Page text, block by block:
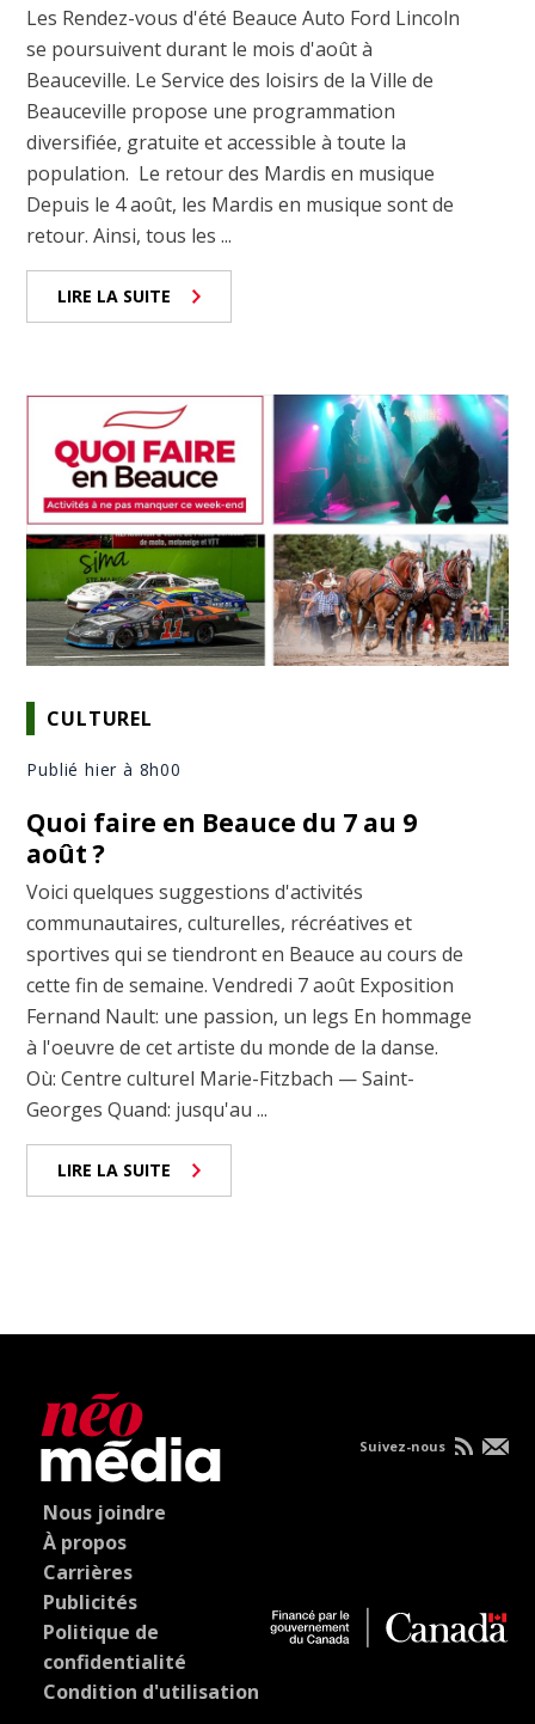
Les Rendez-vous d'été Beauce Auto Ford Lincoln
se poursuivent durant le mois d'août à
Beauceville. Le Service des loisirs de la Ville de
Beauceville propose une programmation
diversifiée, gratuite et accessible à toute la
population. Le retour des Mardis en musique
Depuis le 4 août, les Mardis en musique sont de
retour. Ainsi, tous les ...
LIRE LA SUITE
CULTUREL
Publié hier à 8h00
Quoi faire en Beauce du 7 au 9
août ?
Voici quelques suggestions d'activités
communautaires, culturelles, récréatives et
sportives qui se tiendront en Beauce au cours de
cette fin de semaine. Vendredi 7 août Exposition
Fernand Nault: une passion, un legs En hommage
à l'oeuvre de cet artiste du monde de la danse.
Où: Centre culturel Marie-Fitzbach — Saint-
Georges Quand: jusqu'au ...
LIRE LA SUITE
Nous joindre
À propos
Carrières
Publicités
Politique de
confidentialité
Condition d'utilisation
Suivez-nous